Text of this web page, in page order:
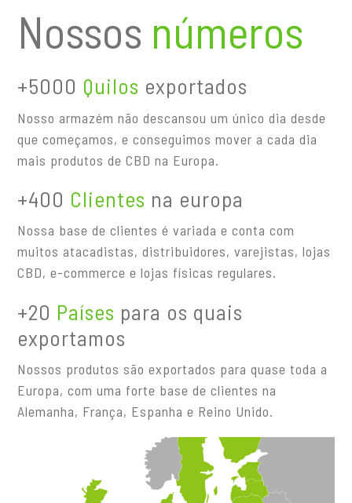
Nossos números
+5000 Quilos exportados
Nosso armazém não descansou um único dia desde
que começamos, e conseguimos mover a cada dia
mais produtos de CBD na Europa.
+400 Clientes na europa
Nossa base de clientes é variada e conta com
muitos atacadistas, distribuidores, varejistas, lojas
CBD, e-commerce e lojas físicas regulares.
+20 Países para os quais
exportamos
Nossos produtos são exportados para quase toda a
Europa, com uma forte base de clientes na
Alemanha, França, Espanha e Reino Unido.